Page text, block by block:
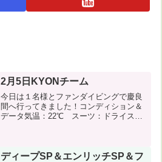
2月5日KYONチーム
今日は１名様とファンダイビングで慶良
間へ行ってきました！コンディション＆
データ気温：22℃ スーツ：ドライスー
１本目：儀...
ディープSP＆エンリッチSP＆フ